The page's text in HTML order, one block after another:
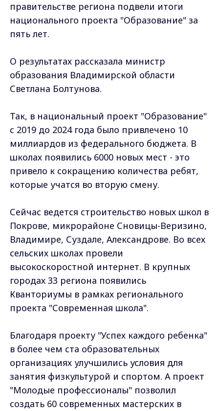
правительстве региона подвели итоги
национального проекта "Образование" за
пять лет.
О результатах рассказала министр
образования Владимирской области
Светлана Болтунова.
Так, в национальный проект "Образование"
с 2019 до 2024 года было привлечено 10
миллиардов из федерального бюджета. В
школах появились 6000 новых мест - это
привело к сокращению количества ребят,
которые учатся во вторую смену.
Сейчас ведется строительство новых школ в
Покрове, микрорайоне Сновицы-Веризино,
Владимире, Суздале, Александрове. Во всех
сельских школах провели
высокоскоростной интернет. В крупных
городах 33 региона появились
Кванториумы в рамках регионального
проекта "Современная школа".
Благодаря проекту "Успех каждого ребенка"
в более чем ста образовательных
организациях улучшились условия для
занятия физкультурой и спортом. А проект
"Молодые профессионалы" позволил
создать 60 современных мастерских в